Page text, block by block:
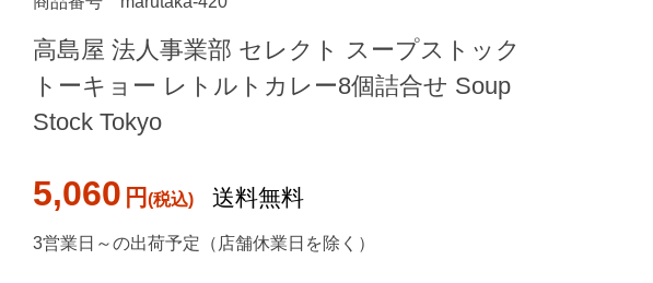
高島屋 法人事業部 セレクト スープストック
トーキョー レトルトカレー8個詰合せ Soup
Stock Tokyo
5,060 円 送料無料
3営業日～の出荷予定（店舗休業日を除く）